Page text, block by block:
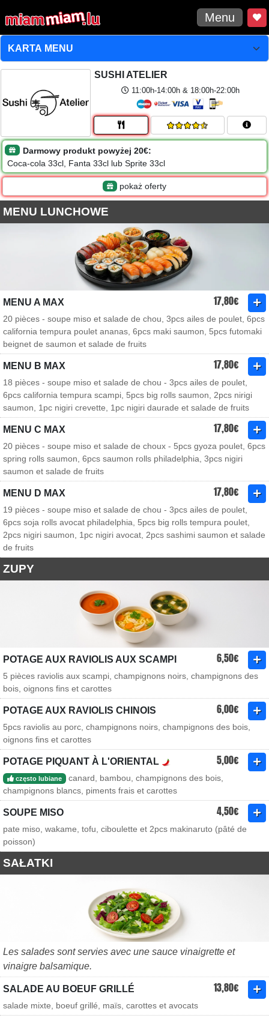
Menu
SUSHI ATELIER
11:00h-14:00h & 18:00h-22:00h
Darmowy produkt powyżej 20€:
Coca-cola 33cl, Fanta 33cl lub Sprite 33cl
pokaż oferty
MENU LUNCHOWE
MENU A MAX 17,80€
20 pièces - soupe miso et salade de chou, 3pcs ailes de poulet, 6pcs
california tempura poulet ananas, 6pcs maki saumon, 5pcs futomaki
beignet de saumon et salade de fruits
MENU B MAX 17,80€
18 pièces - soupe miso et salade de chou - 3pcs ailes de poulet,
6pcs california tempura scampi, 5pcs big rolls saumon, 2pcs nirigi
saumon, 1pc nigiri crevette, 1pc nigiri daurade et salade de fruits
MENU C MAX 17,80€
20 pièces - soupe miso et salade de choux - 5pcs gyoza poulet, 6pcs
spring rolls saumon, 6pcs saumon rolls philadelphia, 3pcs nigiri
saumon et salade de fruits
MENU D MAX 17,80€
19 pièces - soupe miso et salade de chou - 3pcs ailes de poulet,
6pcs soja rolls avocat philadelphia, 5pcs big rolls tempura poulet,
2pcs nigiri saumon, 1pc nigiri avocat, 2pcs sashimi saumon et salade
de fruits
ZUPY
POTAGE AUX RAVIOLIS AUX SCAMPI 6,50€
5 pièces raviolis aux scampi, champignons noirs, champignons des
bois, oignons fins et carottes
POTAGE AUX RAVIOLIS CHINOIS 6,00€
5pcs raviolis au porc, champignons noirs, champignons des bois,
oignons fins et carottes
POTAGE PIQUANT À L'ORIENTAL 5,00€
często lubiane
canard, bambou, champignons des bois,
champignons blancs, piments frais et carottes
SOUPE MISO 4,50€
pate miso, wakame, tofu, ciboulette et 2pcs makinaruto (pâté de
poisson)
SAŁATKI
Les salades sont servies avec une sauce vinaigrette et
vinaigre balsamique.
SALADE AU BOEUF GRILLÉ 13,80€
salade mixte, boeuf grillé, maïs, carottes et avocats